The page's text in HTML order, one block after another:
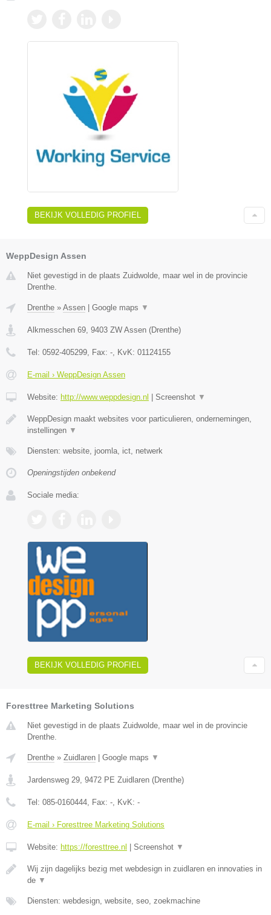
BEKIJK VOLLEDIG PROFIEL
WeppDesign Assen
Niet gevestigd in de plaats Zuidwolde, maar wel in de provincie
Drenthe.
Drenthe » Assen Google maps ▼
Alkmesschen 69 9403 ZW Assen (Drenthe)
Tel: 0592-405299 , Fax: - , KvK: 01124155
E-mail › WeppDesign Assen
Website: http://www.weppdesign.nl Screenshot ▼
WeppDesign maakt websites voor particulieren, ondernemingen,
instellingen ▼
Diensten: website, joomla, ict, netwerk
Openingstijden onbekend
Sociale media:
BEKIJK VOLLEDIG PROFIEL
Foresttree Marketing Solutions
Niet gevestigd in de plaats Zuidwolde, maar wel in de provincie
Drenthe.
Drenthe » Zuidlaren Google maps ▼
Jardensweg 29, 9472 PE Zuidlaren (Drenthe)
Tel: 085-0160444, Fax: -, KvK: -
E-mail › Foresttree Marketing Solutions
Website: https://foresttree.nl Screenshot ▼
Wij zijn dagelijks bezig met webdesign in zuidlaren en innovaties in
de ▼
Diensten: webdesign, website, seo, zoekmachine